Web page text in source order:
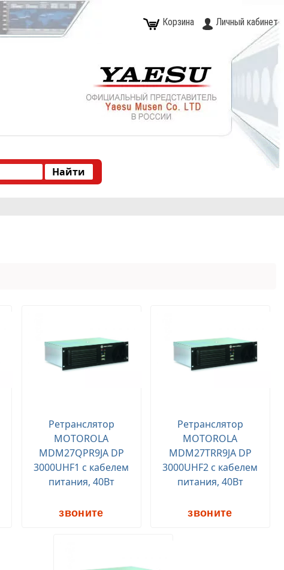
Корзина Личный кабинет
Type 2 or more characters for results.
Ретранслятор
MOTOROLA
MDM27QPR9JA DP
3000UHF1 с кабелем
питания, 40Вт
звоните
Ретранслятор
MOTOROLA
MDM27TRR9JA DP
3000UHF2 с кабелем
питания, 40Вт
звоните